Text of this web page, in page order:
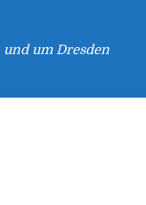
um Dresden